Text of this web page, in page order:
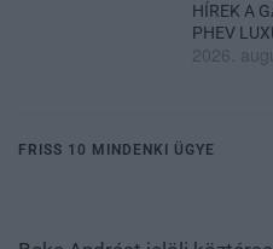
HÍREK A
PHEV
2026.
FRISS 10 MINDENKI ÜGYE